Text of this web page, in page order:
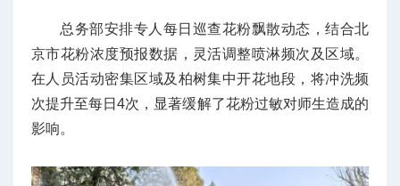
总务部安排专人每日巡查花粉飘散动态，结合北
京市花粉浓度预报数据，灵活调整喷淋频次及区域。
在人员活动密集区域及柏树集中开花地段，将冲洗频
次提升至每日4次，显著缓解了花粉过敏对师生造成的
影响。